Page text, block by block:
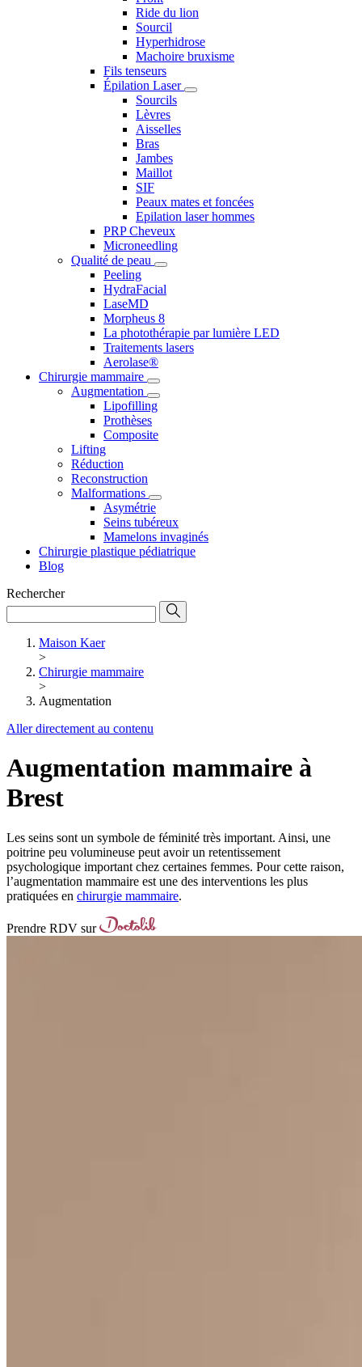
Ride du lion
Sourcil
Hyperhidrose
Machoire bruxisme
Fils tenseurs
Épilation Laser
Sourcils
Lèvres
Aisselles
Bras
Jambes
Maillot
SIF
Peaux mates et foncées
Epilation laser hommes
PRP Cheveux
Microneedling
Qualité de peau
Peeling
HydraFacial
LaseMD
Morpheus 8
La photothérapie par lumière LED
Traitements lasers
Aerolase®
Chirurgie mammaire
Augmentation
Lipofilling
Prothèses
Composite
Lifting
Réduction
Reconstruction
Malformations
Asymétrie
Seins tubéreux
Mamelons invaginés
Chirurgie plastique pédiatrique
Blog
Rechercher
Maison Kaer
>
Chirurgie mammaire
>
Augmentation
Aller directement au contenu
Augmentation mammaire à
Brest
Les seins sont un symbole de féminité très important. Ainsi, une
poitrine peu volumineuse peut avoir un retentissement
psychologique important chez certaines femmes. Pour cette raison,
l’augmentation mammaire est une des interventions les plus
pratiquées en chirurgie mammaire.
Prendre RDV sur